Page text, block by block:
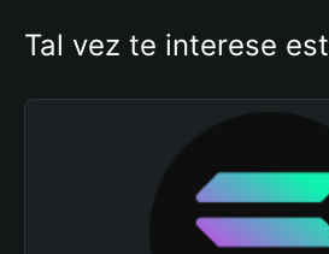
Tal vez te interese